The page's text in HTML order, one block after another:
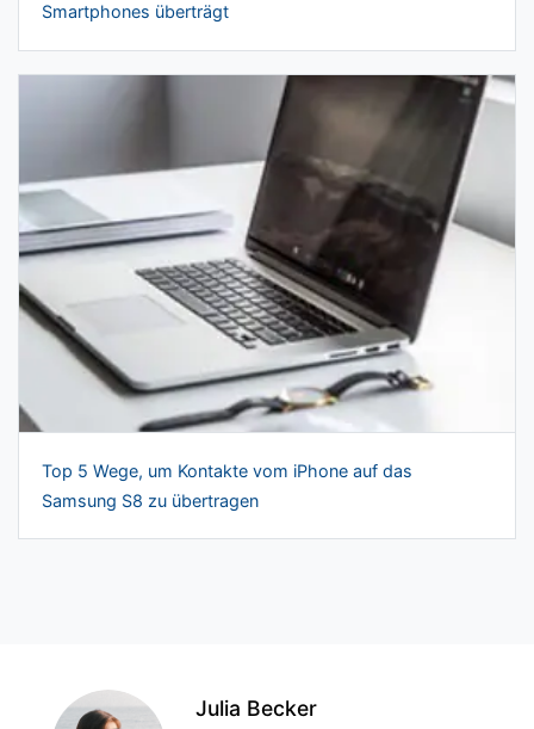
Smartphones überträgt
Top 5 Wege, um Kontakte vom iPhone auf das
Samsung S8 zu übertragen
Julia Becker